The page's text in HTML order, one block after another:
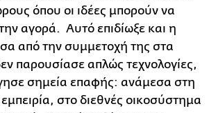
όπου οι ιδέες μπορούν να
αγορά. Αυτό επιδίωξε και η
από την συμμετοχή της στα
παρουσίασε απλώς τεχνολογίες,
σημεία επαφής: ανάμεσα στη
στο διεθνές οικοσύστημα